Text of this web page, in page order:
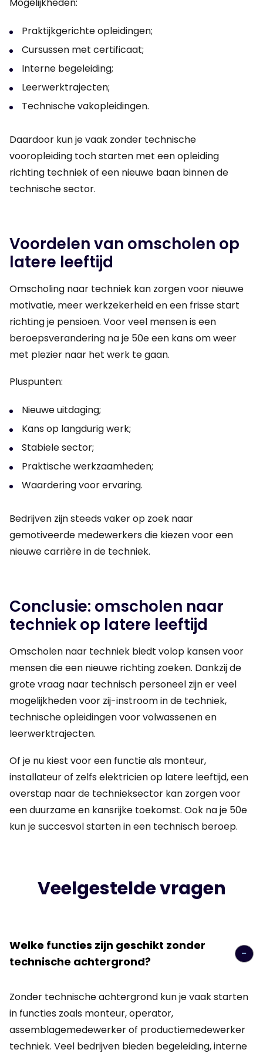
Praktijkgerichte opleidingen;
Cursussen met certificaat;
Interne begeleiding;
Leerwerktrajecten;
Technische vakopleidingen.
Daardoor kun je vaak zonder technische
vooropleiding toch starten met een opleiding
richting techniek of een nieuwe baan binnen de
technische sector.
Voordelen van omscholen op
latere leeftijd
Omscholing naar techniek kan zorgen voor nieuwe
motivatie, meer werkzekerheid en een frisse start
richting je pensioen. Voor veel mensen is een
beroepsverandering na je 50e een kans om weer
met plezier naar het werk te gaan.
Pluspunten:
Nieuwe uitdaging;
Kans op langdurig werk;
Stabiele sector;
Praktische werkzaamheden;
Waardering voor ervaring.
Bedrijven zijn steeds vaker op zoek naar
gemotiveerde medewerkers die kiezen voor een
nieuwe carrière in de techniek.
Conclusie: omscholen naar
techniek op latere leeftijd
Omscholen naar techniek biedt volop kansen voor
mensen die een nieuwe richting zoeken. Dankzij de
grote vraag naar technisch personeel zijn er veel
mogelijkheden voor zij-instroom in de techniek,
technische opleidingen voor volwassenen en
leerwerktrajecten.
Of je nu kiest voor een functie als monteur,
installateur of zelfs elektricien op latere leeftijd, een
overstap naar de technieksector kan zorgen voor
een duurzame en kansrijke toekomst. Ook na je 50e
kun je succesvol starten in een technisch beroep.
Veelgestelde vragen
Welke functies zijn geschikt zonder
technische achtergrond?
Zonder technische achtergrond kun je vaak starten
in functies zoals monteur, operator,
assemblagemedewerker of productiemedewerker
techniek. Veel bedrijven bieden begeleiding, interne